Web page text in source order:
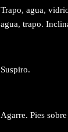
Trapo, agua,
agua, trapo.
Suspiro.
Agarre. Pies